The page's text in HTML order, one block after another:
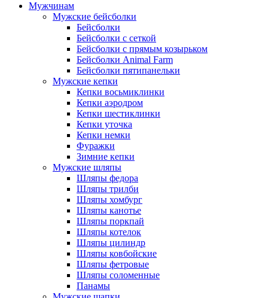
Мужчинам
Мужские бейсболки
Бейсболки
Бейсболки с сеткой
Бейсболки с прямым козырьком
Бейсболки Animal Farm
Бейсболки пятипанельки
Мужские кепки
Кепки восьмиклинки
Кепки аэродром
Кепки шестиклинки
Кепки уточка
Кепки немки
Фуражки
Зимние кепки
Мужские шляпы
Шляпы федора
Шляпы трилби
Шляпы хомбург
Шляпы канотье
Шляпы поркпай
Шляпы котелок
Шляпы цилиндр
Шляпы ковбойские
Шляпы фетровые
Шляпы соломенные
Панамы